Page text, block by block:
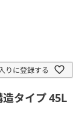
りに登録する
タイプ 45L